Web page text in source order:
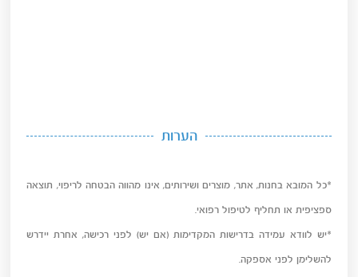
הערות
*כל המובא בחנות, אתר, מוצרים ושירותים, אינו מהווה הבטחה לריפוי, תוצאה
ספציפית או תחליף לטיפול רפואי.
*יש לוודא עמידה בדרישות המקדימות (אם יש) לפני רכישה, אחרת יידרש
להשלימן לפני אספקה.